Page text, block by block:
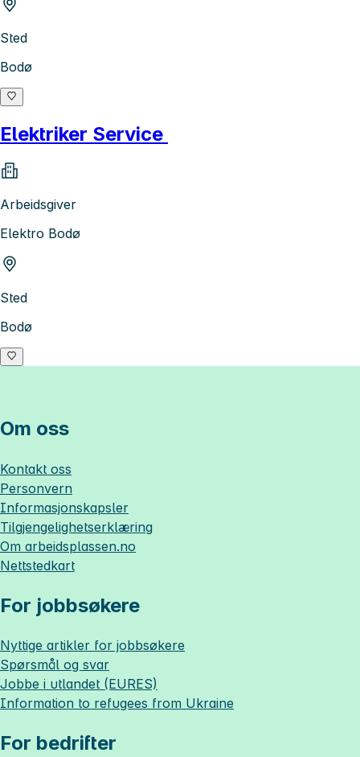
Sted
Bodø
Elektriker Service
Arbeidsgiver
Elektro Bodø
Sted
Bodø
Om oss
Kontakt oss
Personvern
Informasjonskapsler
Tilgjengelighetserklæring
Om arbeidsplassen.no
Nettstedkart
For jobbsøkere
Nyttige artikler for jobbsøkere
Spørsmål og svar
Jobbe i utlandet (EURES)
Information to refugees from Ukraine
For bedrifter